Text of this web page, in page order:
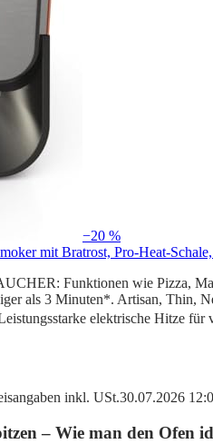
−20 %
mit Bratrost, Pro-Heat-
Funktionen wie Pizza,
als 3 Minuten*. Artisan, Thin,
elektrische Hitze für
inkl. USt.30.07.2026
– Wie man den Ofen